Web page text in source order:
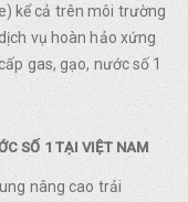
kể cả trên môi trường
vụ hoàn hảo xứng
gas, gạo, nước số 1
SỐ 1 TẠI VIỆT NAM
nâng cao trải